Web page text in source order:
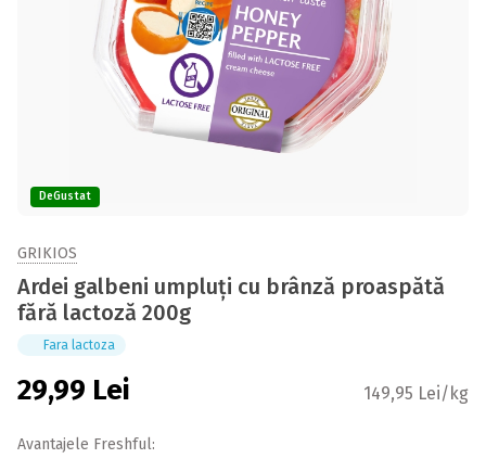
DeGustat
GRIKIOS
Ardei galbeni umpluți cu brânză proaspătă
fără lactoză 200g
Fara lactoza
29,99 Lei 149,95 Lei/kg
Avantajele Freshful: